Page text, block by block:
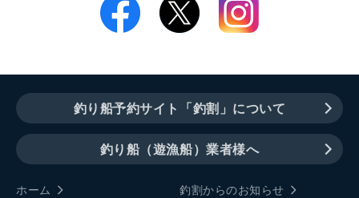
釣り船予約サイト「釣割」について
釣り船（遊漁船）業者様へ
ホーム
釣割からのお知らせ